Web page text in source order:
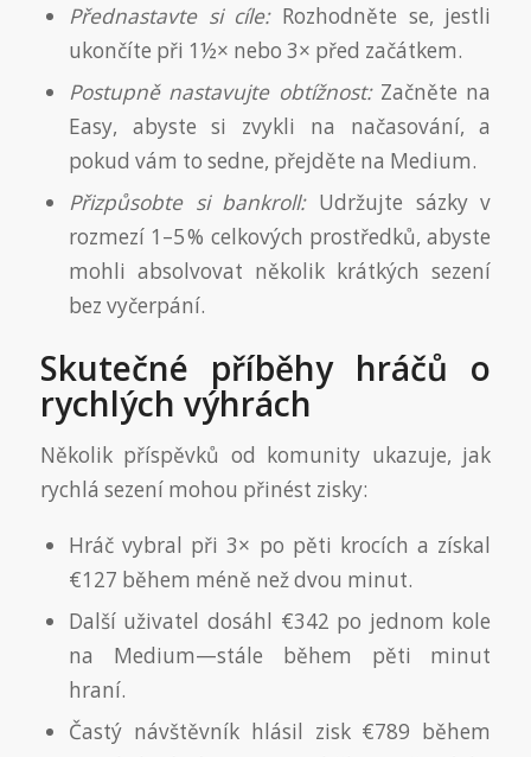
Přednastavte si cíle:Rozhodněte se, jestli
ukončíte při 1½× nebo 3× před začátkem.
Postupně nastavujte obtížnost:Začněte na
Easy, abyste si zvykli na načasování, a
pokud vám to sedne, přejděte na Medium.
Přizpůsobte si bankroll:Udržujte sázky v
rozmezí 1–5 % celkových prostředků, abyste
mohli absolvovat několik krátkých sezení
bez vyčerpání.
Skutečné příběhy hráčů o
rychlých výhrách
Několik příspěvků od komunity ukazuje, jak
rychlá sezení mohou přinést zisky:
Hráč vybral při 3× po pěti krocích a získal
€127 během méně než dvou minut.
Další uživatel dosáhl €342 po jednom kole
na Medium—stále během pěti minut
hraní.
Častý návštěvník hlásil zisk €789 během